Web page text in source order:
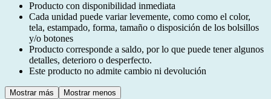
Producto con disponibilidad inmediata
Cada unidad puede variar levemente, como como el color,
tela, estampado, forma, tamaño o disposición de los bolsillos
y/o botones
Producto corresponde a saldo, por lo que puede tener algunos
detalles, deterioro o desperfecto.
Este producto no admite cambio ni devolución
Mostrar más Mostrar menos